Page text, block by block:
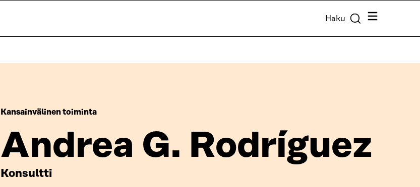
Haku Valikko
Kansainvälinen toiminta
Andrea G. Rodríguez
Konsultti